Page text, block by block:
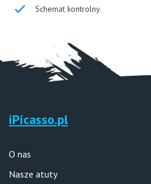
Schemat kontrolny.
iPicasso.pl
O nas
Nasze atuty